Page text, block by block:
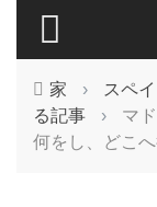
家 › スペ
る記事
›
マ
何をし、どこ